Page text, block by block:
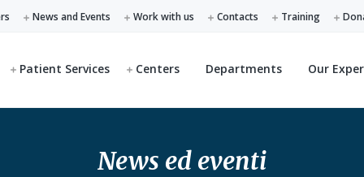
News and Events Work with us Contacts Training
Patient Services Centers Departments Our
News ed eventi